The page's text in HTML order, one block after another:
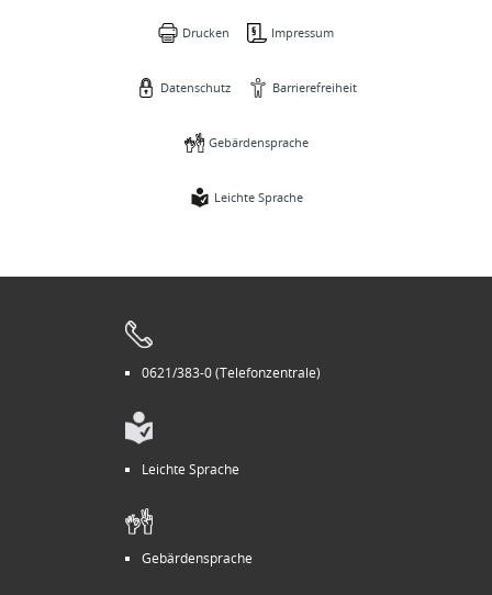
Drucken Impressum
Datenschutz Barrierefreiheit
Gebärdensprache
Leichte Sprache
0621/383-0 (Telefonzentrale)
Leichte Sprache
Gebärdensprache